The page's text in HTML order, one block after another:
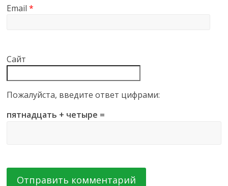
Email*
Сайт
Пожалуйста, введите ответ цифрами:
пятнадцать + четыре =